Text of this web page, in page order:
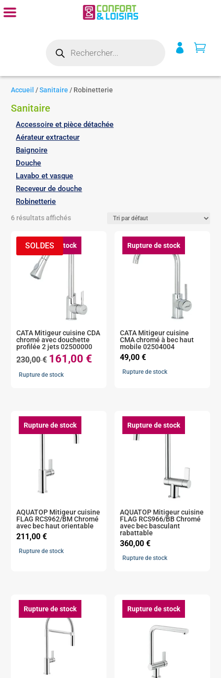
produits
 
Accueil /Sanitaire / Robinetterie
Sanitaire
Accessoire et pièce détachée
Aérateur extracteur
Baignoire
Douche
Lavabo et vasque
Receveur de douche
Robinetterie
6 résultats affichés
Rupture de stock
CATA Mitigeur cuisine CDA
chromé avec douchette
profilée 2 jets 02500000
230,00€ Le
prix
initial
161,00 €
Rupture de stock
Rupture de stock
CATA Mitigeur cuisine
CMA chromé à bec haut
mobile 02504004
49,00€
Rupture de stock
Rupture de stock
AQUATOP Mitigeur cuisine
FLAG RCS962/BM Chromé
avec bec haut orientable
211,00€
Rupture de stock
Rupture de stock
AQUATOP Mitigeur cuisine
FLAG RCS966/BB Chromé
avec bec basculant
rabattable
360,00€
Rupture de stock
Rupture de stock Rupture de stock